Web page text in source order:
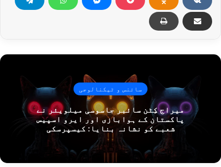
سائنس و ٹیکنالوجی
میراج کِٹن سائبر جاسوسی میلویئر نے
پاکستان کے ہوابازی اور ایرو اسپیس
شعبے کو نشانہ بنایا: کیسپرسکی